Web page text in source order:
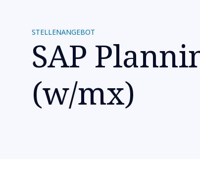
STELLENANGEBOT
SAP
(w/mx)